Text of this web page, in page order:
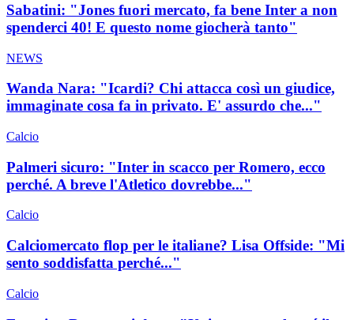
Sabatini: "Jones fuori mercato, fa bene Inter a non
spenderci 40! E questo nome giocherà tanto"
NEWS
Wanda Nara: "Icardi? Chi attacca così un giudice,
immaginate cosa fa in privato. E' assurdo che..."
Calcio
Palmeri sicuro: "Inter in scacco per Romero, ecco
perché. A breve l'Atletico dovrebbe..."
Calcio
Calciomercato flop per le italiane? Lisa Offside: "Mi
sento soddisfatta perché..."
Calcio